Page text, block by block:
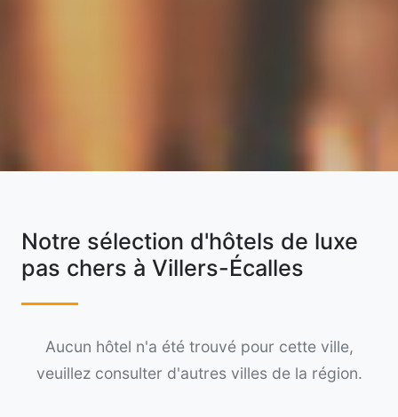
Notre sélection d'hôtels de luxe
pas chers à Villers-Écalles
Aucun hôtel n'a été trouvé pour cette ville,
veuillez consulter d'autres villes de la région.